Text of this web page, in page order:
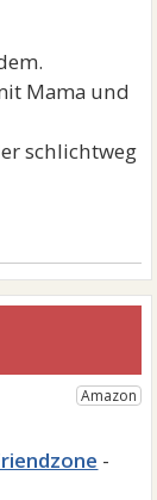
Mama und
schlichtweg